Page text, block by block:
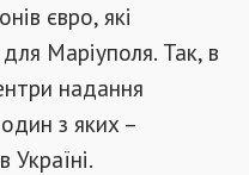
євро, які
Маріуполя. Так, в
надання
з яких –